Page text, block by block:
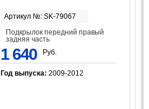
Артикул №: SK-79067
Подкрылок передний правый
задняя часть
1 640 Руб.
Год выпуска: 2009-2012